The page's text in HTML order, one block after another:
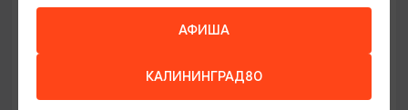
АФИША
КАЛИНИНГРАД80